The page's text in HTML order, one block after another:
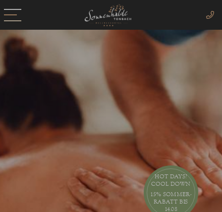
HOT DAYS?
COOL DOWN
15% SOMMER-
RABATT BIS
14.08